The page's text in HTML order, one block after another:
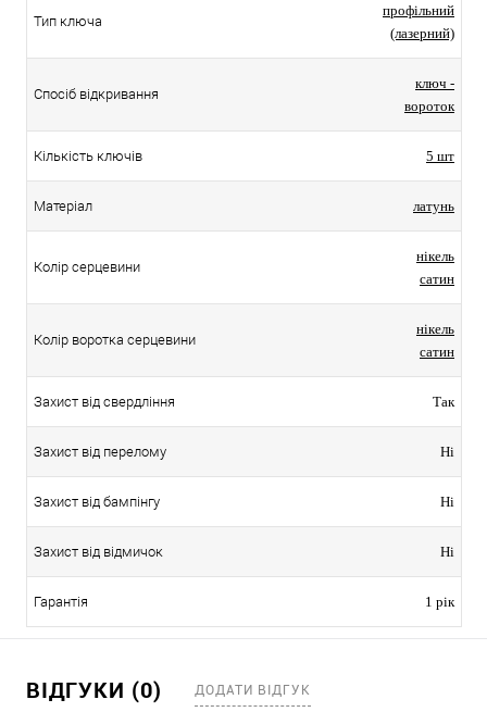
Тип ключа
профільний
(лазерний)
Спосіб відкривання
ключ -
вороток
Кількість ключів 5 шт
Матеріал латунь
Колір серцевини
нікель
сатин
Колір воротка серцевини
нікель
сатин
Захист від свердління Так
Захист від перелому Ні
Захист від бампінгу Ні
Захист від відмичок Ні
Гарантія 1 рік
ВІДГУКИ (0) ДОДАТИ ВІДГУК